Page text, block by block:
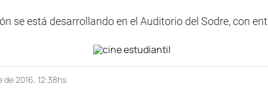
se está desarrollando en el Auditorio del Sodre, con
2016, 12:38hs